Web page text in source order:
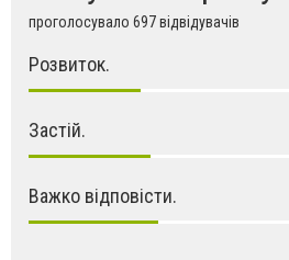
проголосувало 697 відвідувачів
Розвиток.
Застій.
Важко відповісти.